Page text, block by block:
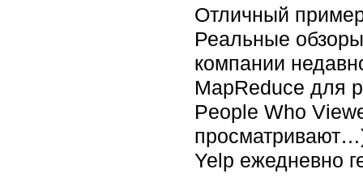
Отличный
Реальные
компании
MapReduce для
People Who
Yelp ежедневно